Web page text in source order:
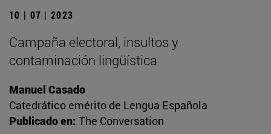
10 | 07 | 2023
Campaña electoral, insultos y
contaminación lingüística
Manuel Casado
Catedrático emérito de Lengua Española
Publicado en: The Conversation